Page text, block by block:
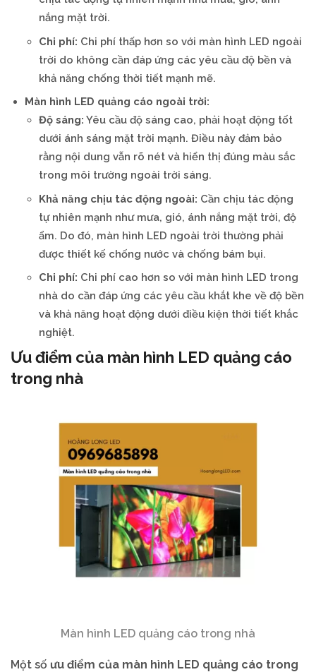
nắng mặt trời.
Chi phí: Chi phí thấp hơn so với màn hình LED ngoài
trời do không cần đáp ứng các yêu cầu độ bền và
khả năng chống thời tiết mạnh mẽ.
Màn hình LED quảng cáo ngoài trời:
Độ sáng: Yêu cầu độ sáng cao, phải hoạt động tốt
dưới ánh sáng mặt trời mạnh. Điều này đảm bảo
rằng nội dung vẫn rõ nét và hiển thị đúng màu sắc
trong môi trường ngoài trời sáng.
Khả năng chịu tác động ngoài: Cần chịu tác động
tự nhiên mạnh như mưa, gió, ánh nắng mặt trời, độ
ẩm. Do đó, màn hình LED ngoài trời thường phải
được thiết kế chống nước và chống bám bụi.
Chi phí: Chi phí cao hơn so với màn hình LED trong
nhà do cần đáp ứng các yêu cầu khắt khe về độ bền
và khả năng hoạt động dưới điều kiện thời tiết khắc
nghiệt.
Ưu điểm của màn hình LED quảng cáo
trong nhà
Màn hình LED quảng cáo trong nhà
Một số ưu điểm của màn hình LED quảng cáo trong